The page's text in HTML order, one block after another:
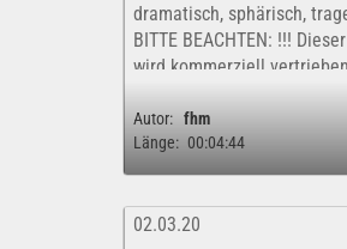
dramatisch, sphärisch,
BITTE BEACHTEN: !!!
wird kommerziell
rechtlich für eine rein
Autor: fhm
Länge: 00:04:44
02.03.20